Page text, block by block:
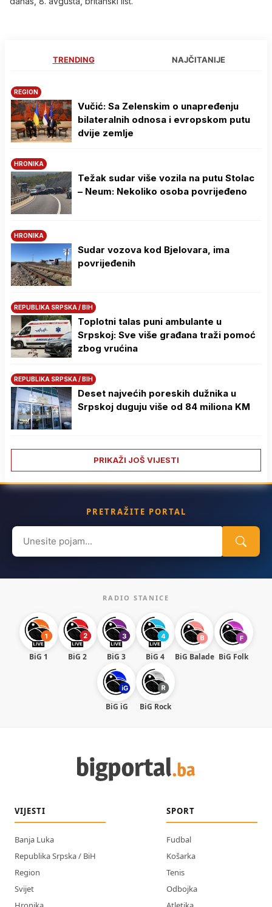
TRENDING NAJČITANIJE
REGION
Vučić: Sa Zelenskim o unapređenju
bilateralnih odnosa i evropskom putu
dvije zemlje
HRONIKA
Težak sudar više vozila na putu Stolac
– Neum: Nekoliko osoba povrijeđeno
HRONIKA
Sudar vozova kod Bjelovara, ima
povrijeđenih
REPUBLIKA SRPSKA / BIH
Toplotni talas puni ambulante u
Srpskoj: Sve više građana traži pomoć
zbog vrućina
REPUBLIKA SRPSKA / BIH
Deset najvećih poreskih dužnika u
Srpskoj duguju više od 84 miliona KM
PRIKAŽI JOŠ VIJESTI
PRETRAŽITE PORTAL
Search
for:
RADIO STANICE
BiG 1 BiG 2 BiG 3 BiG 4 BiG Balade BiG Folk
BiG iG BiG Rock
VIJESTI
Banja Luka
Republika Srpska / BiH
Region
Svijet
SPORT
Fudbal
Košarka
Tenis
Odbojka